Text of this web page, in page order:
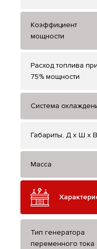
Коэффициент
мощности
Расход топлива при
75% мощности
Система
Габариты, Д x Ш x В
Масса
Тип генератора
переменного тока